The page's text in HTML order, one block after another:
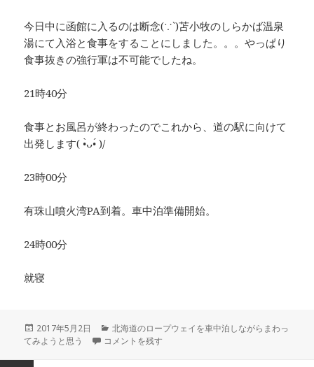
今日中に函館に入るのは断念(∵`)苫小牧のしらかば温泉
湯にて入浴と食事をすることにしました。。。やっぱり
食事抜きの強行軍は不可能でしたね。
21時40分
食事とお風呂が終わったのでこれから、道の駅に向けて
出発します( •̀ᴗ•́ )/
23時00分
有珠山噴火湾PA到着。車中泊準備開始。
24時00分
就寝
投
稿
2017年5月2日
カ
テ
北海道のロープウェイを車中泊しながらまわっ
てみようと思う
函館に向けて出発 に
コメントを残す